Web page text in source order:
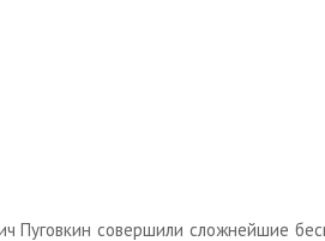
совершили сложнейшие